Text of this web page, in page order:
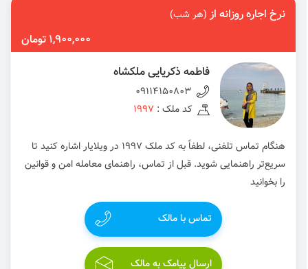
نرخ اجاره روزانه از(هر شب)
1,900,000 تومان
فاطمه ذکریایی ملکشاه
09114150803
کد ملک : 1997
هنگام تماس تلفنی، لطفاً به کد ملک 1997 در ویلایار اشاره کنید تا
سریع‌تر راهنمایی شوید. قبل از تماس، راهنمای معامله امن و قوانین
را بخوانید
تماس با مالک
ارسال پیامک به مالک